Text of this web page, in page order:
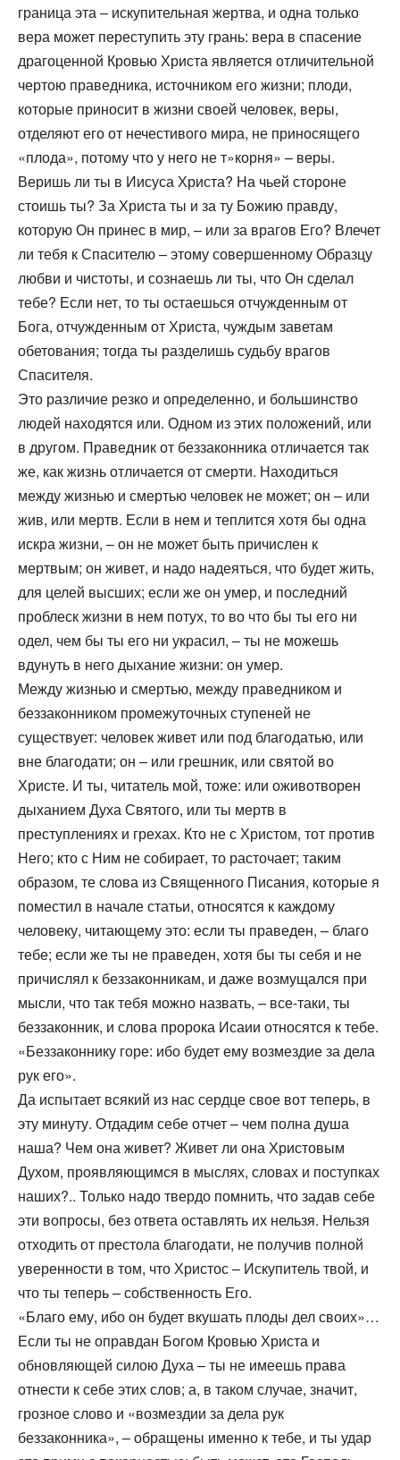
граница эта – искупительная жертва, и одна только
вера может переступить эту грань: вера в спасение
драгоценной Кровью Христа является отличительной
чертою праведника, источником его жизни; плоди,
которые приносит в жизни своей человек, веры,
отделяют его от нечестивого мира, не приносящего
«плода», потому что у него не т»корня» – веры.
Веришь ли ты в Иисуса Христа? На чьей стороне
стоишь ты? За Христа ты и за ту Божию правду,
которую Он принес в мир, – или за врагов Его? Влечет
ли тебя к Спасителю – этому совершенному Образцу
любви и чистоты, и сознаешь ли ты, что Он сделал
тебе? Если нет, то ты остаешься отчужденным от
Бога, отчужденным от Христа, чуждым заветам
обетования; тогда ты разделишь судьбу врагов
Спасителя.
Это различие резко и определенно, и большинство
людей находятся или. Одном из этих положений, или
в другом. Праведник от беззаконника отличается так
же, как жизнь отличается от смерти. Находиться
между жизнью и смертью человек не может; он – или
жив, или мертв. Если в нем и теплится хотя бы одна
искра жизни, – он не может быть причислен к
мертвым; он живет, и надо надеяться, что будет жить,
для целей высших; если же он умер, и последний
проблеск жизни в нем потух, то во что бы ты его ни
одел, чем бы ты его ни украсил, – ты не можешь
вдунуть в него дыхание жизни: он умер.
Между жизнью и смертью, между праведником и
беззаконником промежуточных ступеней не
существует: человек живет или под благодатью, или
вне благодати; он – или грешник, или святой во
Христе. И ты, читатель мой, тоже: или оживотворен
дыханием Духа Святого, или ты мертв в
преступлениях и грехах. Кто не с Христом, тот против
Него; кто с Ним не собирает, то расточает; таким
образом, те слова из Священного Писания, которые я
поместил в начале статьи, относятся к каждому
человеку, читающему это: если ты праведен, – благо
тебе; если же ты не праведен, хотя бы ты себя и не
причислял к беззаконникам, и даже возмущался при
мысли, что так тебя можно назвать, – все-таки, ты
беззаконник, и слова пророка Исаии относятся к тебе.
«Беззаконнику горе: ибо будет ему возмездие за дела
рук его».
Да испытает всякий из нас сердце свое вот теперь, в
эту минуту. Отдадим себе отчет – чем полна душа
наша? Чем она живет? Живет ли она Христовым
Духом, проявляющимся в мыслях, словах и поступках
наших?.. Только надо твердо помнить, что задав себе
эти вопросы, без ответа оставлять их нельзя. Нельзя
отходить от престола благодати, не получив полной
уверенности в том, что Христос – Искупитель твой, и
что ты теперь – собственность Его.
«Благо ему, ибо он будет вкушать плоды дел своих»…
Если ты не оправдан Богом Кровью Христа и
обновляющей силою Духа – ты не имеешь права
отнести к себе этих слов; а, в таком случае, значит,
грозное слово и «возмездии за дела рук
беззаконника», – обращены именно к тебе, и ты удар